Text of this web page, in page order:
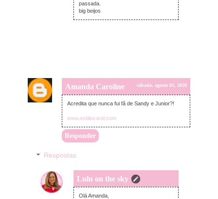
passada.
big beijos
Amanda Caroline sábado, agosto 01, 2020
Acredita que nunca fui fã de Sandy e Junior?!
www.estiilocarol.com
Responder
Respostas
Lulu on the sky
domingo, agosto 02, 2020
Olá Amanda,